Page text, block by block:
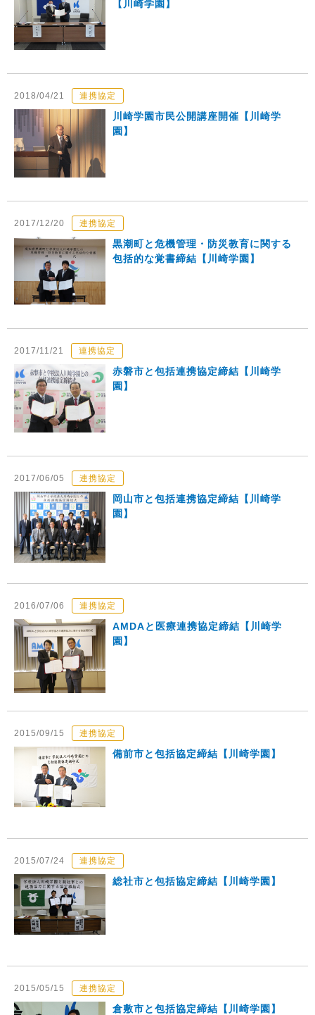
【川崎学園】
2018/04/21 連携協定
川崎学園市民公開講座開催【川崎学
園】
2017/12/20 連携協定
黒潮町と危機管理・防災教育に関する
包括的な覚書締結【川崎学園】
2017/11/21 連携協定
赤磐市と包括連携協定締結【川崎学
園】
2017/06/05 連携協定
岡山市と包括連携協定締結【川崎学
園】
2016/07/06 連携協定
AMDAと医療連携協定締結【川崎学
園】
2015/09/15 連携協定
備前市と包括協定締結【川崎学園】
2015/07/24 連携協定
総社市と包括協定締結【川崎学園】
2015/05/15 連携協定
倉敷市と包括協定締結【川崎学園】